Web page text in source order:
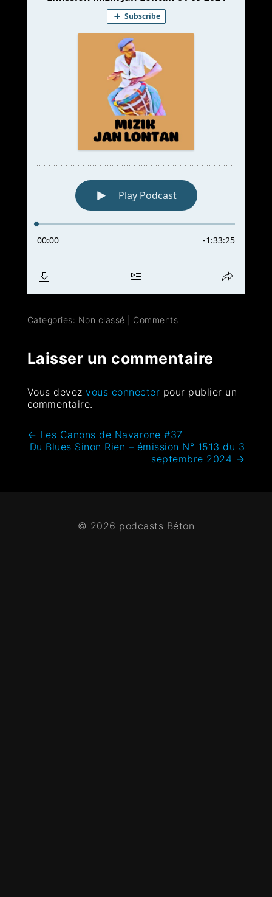
Categories: Non classé Comments
Laisser un commentaire
Vous devezvous connecter pour publier un
commentaire.
← Les Canons de Navarone #37
Du Blues Sinon Rien – émission N° 1513 du 3
septembre 2024 →
© 2026 podcasts Béton